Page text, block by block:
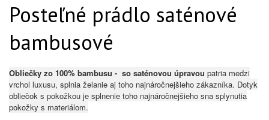
Posteľné prádlo saténové
bambusové
Obliečky zo 100% bambusu - so saténovou úpravou patria medzi
vrchol luxusu, splnia želanie aj toho najnáročnejšieho zákazníka. Dotyk
obliečok s pokožkou je splnenie toho najnáročnejšieho sna splynutia
pokožky s materiálom.